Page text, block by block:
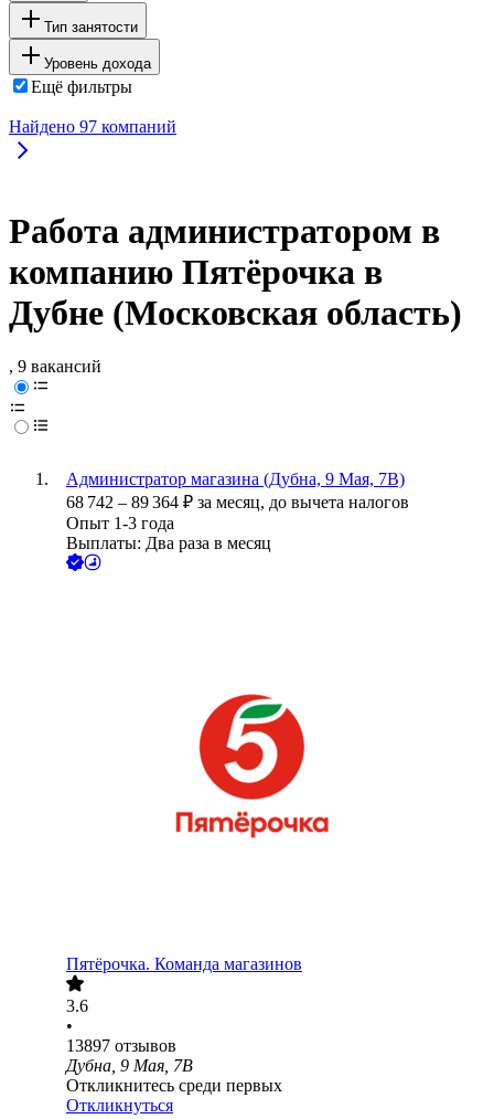
Тип занятости
Уровень дохода
Ещё фильтры
Найдено 97 компаний
Работа администратором в
компанию Пятёрочка в
Дубне (Московская область)
, 9 вакансий
Администратор магазина (Дубна, 9 Мая, 7В)
68 742 – 89 364 ₽ за месяц, до вычета налогов
Опыт 1-3 года
Выплаты: Два раза в месяц
Пятёрочка. Команда магазинов
3.6
•
13897 отзывов
Дубна, 9 Мая, 7В
Откликнитесь среди первых
Откликнуться